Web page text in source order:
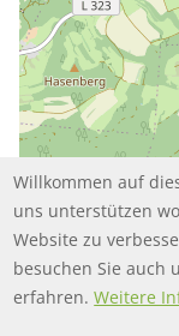
Willkommen auf
uns unterstützen
Website zu
besuchen Sie auch
erfahren. Weitere